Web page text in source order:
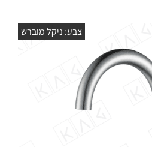
צבע: ניקל מוברש